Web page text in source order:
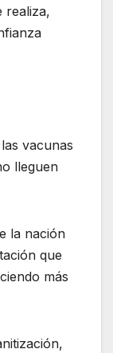
realiza,
vacunas
lleguen
la nación
que
más